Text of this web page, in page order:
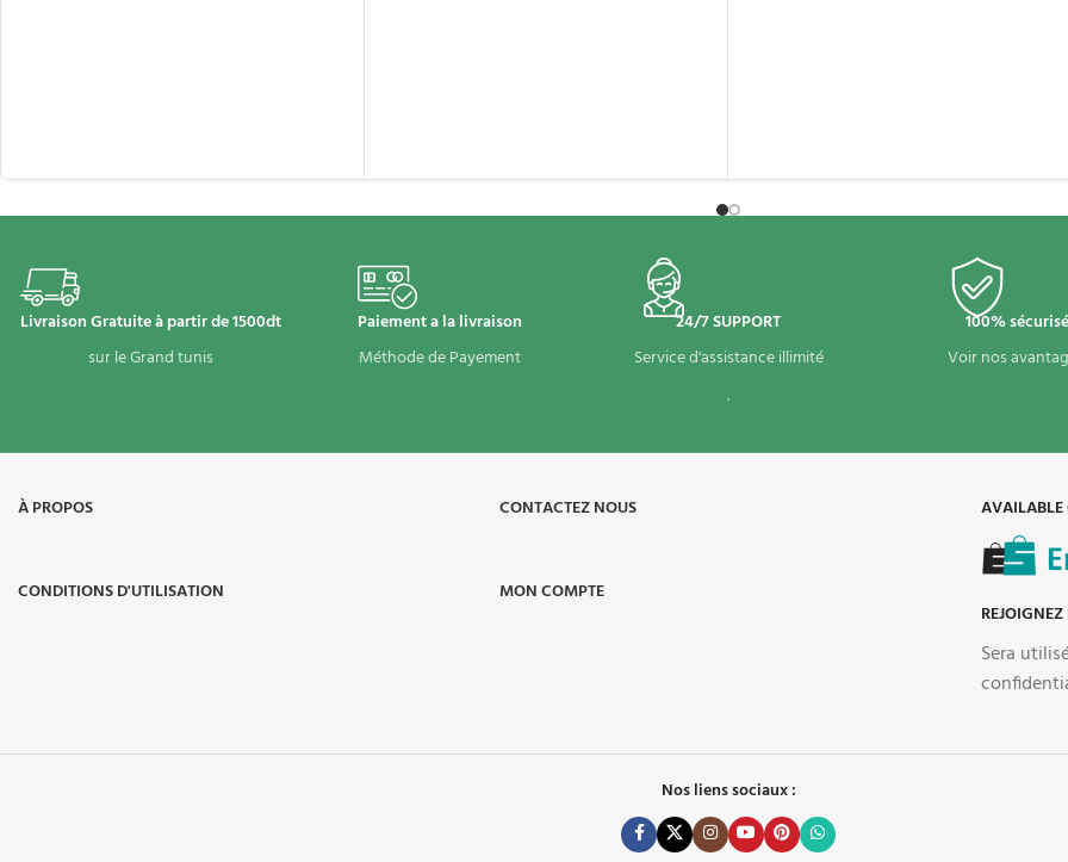
Livraison Gratuite à partir de 1500dt
sur le Grand tunis
Paiement a la livraison
Méthode de Payement
24/7 SUPPORT
Service d'assistance illimité
.
100% sécurisé
Voir nos
À PROPOS​
CONDITIONS D'UTILISATION
CONTACTEZ NOUS
MON COMPTE
Sera
Nos liens sociaux :